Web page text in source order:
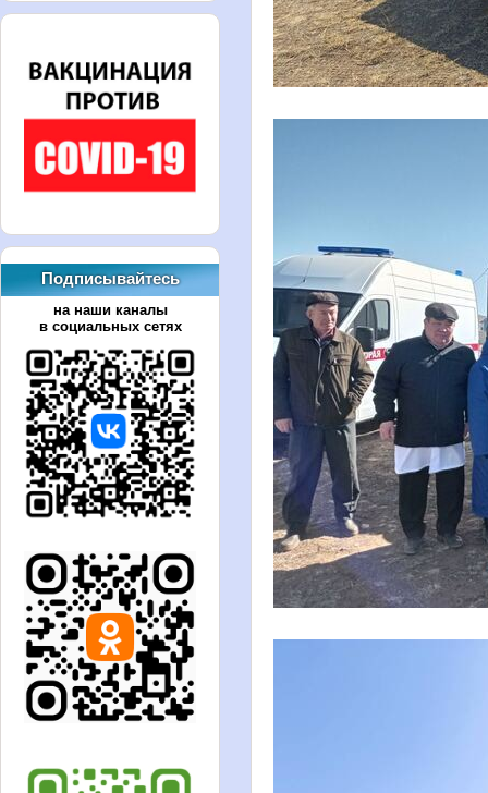
Подписывайтесь
на наши каналы
в социальных сетях